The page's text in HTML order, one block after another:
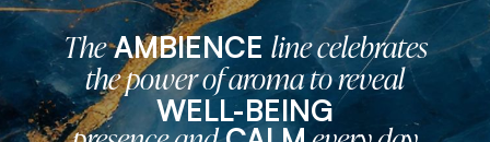
TheAMBIENCE line celebrates
the power of aroma to reveal
WELL-BEING